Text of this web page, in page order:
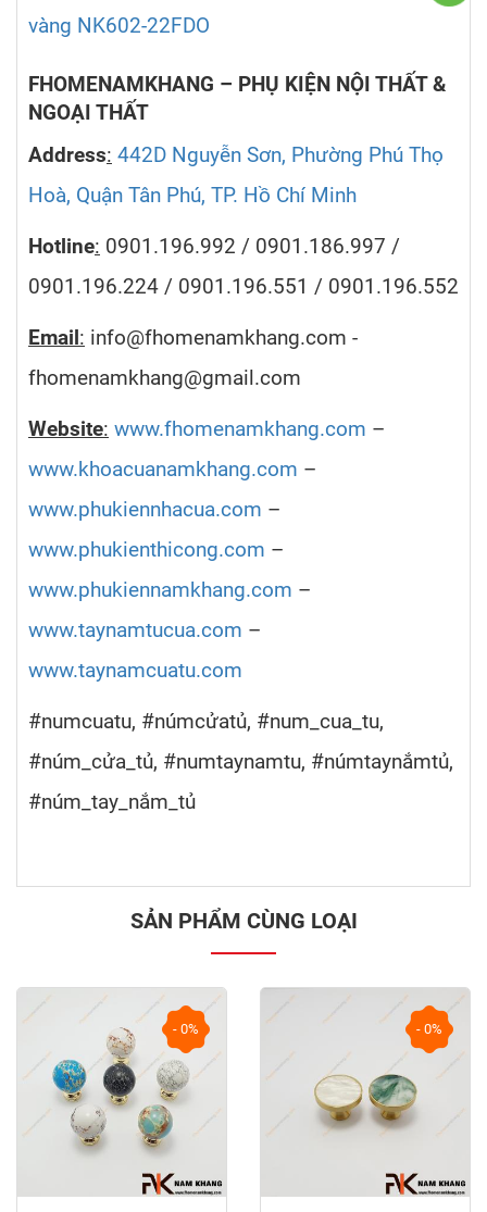
vàng NK602-22FDO
FHOMENAMKHANG – PHỤ KIỆN NỘI THẤT &
NGOẠI THẤT
Address: 442D Nguyễn Sơn, Phường Phú Thọ
Hoà, Quận Tân Phú, TP. Hồ Chí Minh
Hotline: 0901.196.992 / 0901.186.997 /
0901.196.224 / 0901.196.551 / 0901.196.552
Email : info@fhomenamkhang.com -
fhomenamkhang@gmail.com
Website: www.fhomenamkhang.com –
www.khoacuanamkhang.com –
www.phukiennhacua.com –
www.phukienthicong.com –
www.phukiennamkhang.com –
www.taynamtucua.com –
www.taynamcuatu.com
#numcuatu, #númcửatủ, #num_cua_tu,
#núm_cửa_tủ, #numtaynamtu, #númtaynắmtủ,
#núm_tay_nắm_tủ
SẢN PHẨM CÙNG LOẠI
- 0% - 0%